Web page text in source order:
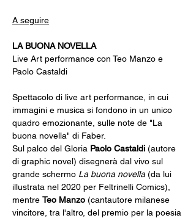
A seguire
LA BUONA NOVELLA
Live Art performance con Teo Manzo e
Paolo Castaldi
Spettacolo di live art performance, in cui
immagini e musica si fondono in un unico
quadro emozionante, sulle note de "La
buona novella" di Faber.
Sul palco del Gloria Paolo Castaldi (autore
di graphic novel) disegnerà dal vivo sul
grande schermo La buona novella (da lui
illustrata nel 2020 per Feltrinelli Comics),
mentre Teo Manzo (cantautore milanese
vincitore, tra l'altro, del premio per la poesia